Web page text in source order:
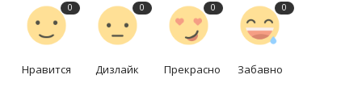
0
Нравится
0
Дизлайк
0
Прекрасно
0
Забавно